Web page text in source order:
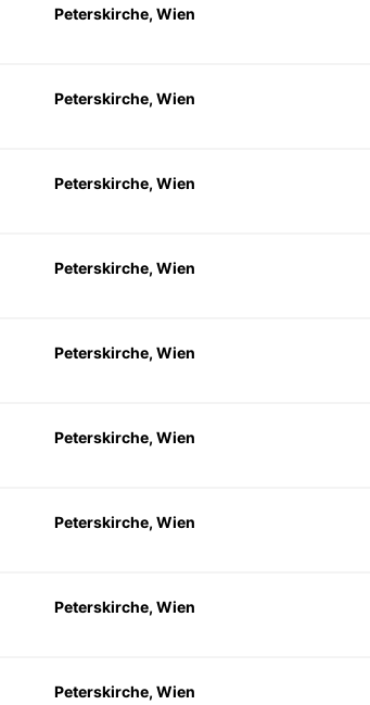
Peterskirche, Wien
Peterskirche, Wien
Peterskirche, Wien
Peterskirche, Wien
Peterskirche, Wien
Peterskirche, Wien
Peterskirche, Wien
Peterskirche, Wien
Peterskirche, Wien